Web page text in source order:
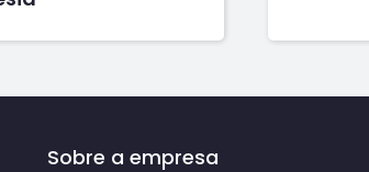
Sobre a empresa